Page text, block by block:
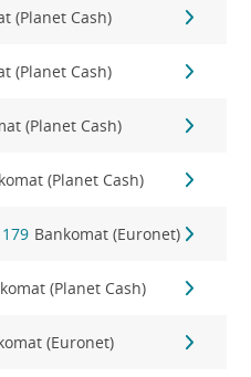
(Planet Cash)
(Planet Cash)
(Planet Cash)
(Planet Cash)
Bankomat (Euronet)
(Planet Cash)
(Euronet)